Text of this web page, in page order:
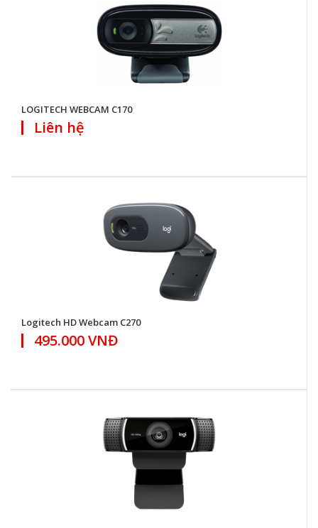
LOGITECH WEBCAM C170
Liên hệ
Logitech HD Webcam C270
495.000 VNĐ